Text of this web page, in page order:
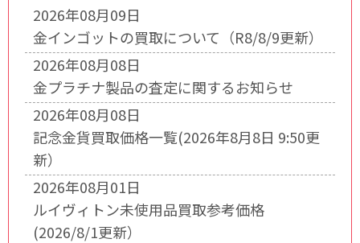
2026年08月09日
金インゴットの買取について（R8/8/9更新）
2026年08月08日
金プラチナ製品の査定に関するお知らせ
2026年08月08日
記念金貨買取価格一覧(2026年8月8日 9:50更
新）
2026年08月01日
ルイヴィトン未使用品買取参考価格
(2026/8/1更新）